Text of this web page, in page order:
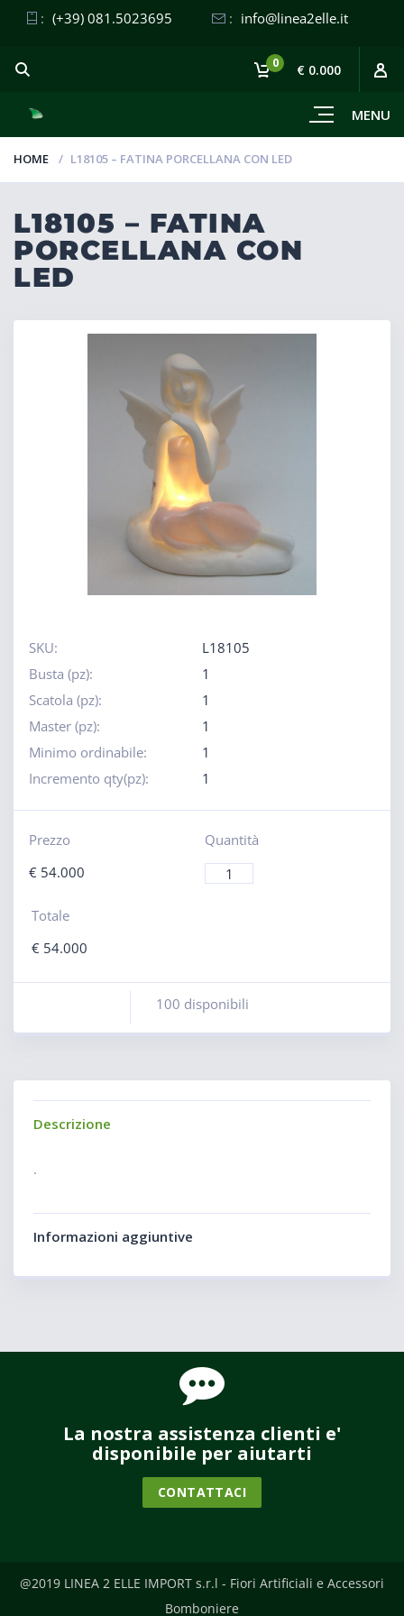
: (+39) 081.5023695 : info@linea2elle.it
MENU
0 € 0.000
HOME L18105 – FATINA PORCELLANA CON LED
L18105 – FATINA
PORCELLANA CON
LED
SKU:
L18105
Busta (pz):
1
Scatola (pz):
1
Master (pz):
1
Minimo ordinabile:
1
Incremento qty(pz):
1
Prezzo
€54.000
Quantità
Totale
€54.000
100 disponibili
Descrizione
.
Informazioni aggiuntive
La nostra assistenza clienti e'
disponibile per aiutarti
CONTATTACI
@2019 LINEA 2 ELLE IMPORT s.r.l - Fiori Artificiali e Accessori
Bomboniere